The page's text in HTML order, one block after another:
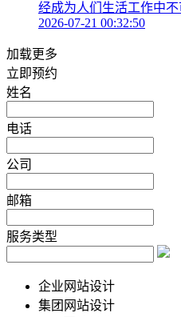
经成为人们生活工作中
2026-07-21 00:32:50
加载更多
立即预约
姓名
电话
公司
邮箱
服务类型
企业网站设计
集团网站设计